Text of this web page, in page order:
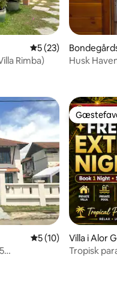
11 omtaler
5 ud af 5 i
5 (23)
Rimba)
Husk
5 ud af 5 i
5 (10)
Villa i Alor
Tropisk